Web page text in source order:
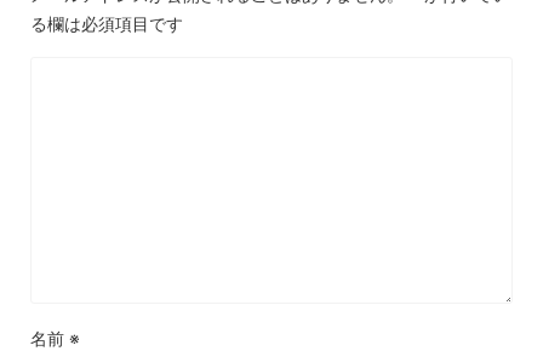
る欄は必須項目です
名前 ※